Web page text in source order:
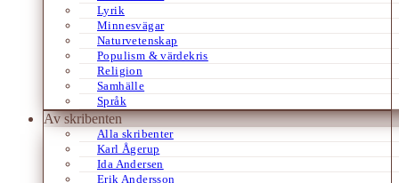
Lyrik
Minnesvägar
Naturvetenskap
Populism & värdekris
Religion
Samhälle
Språk
Av skribenten
Alla skribenter
Karl Ågerup
Ida Andersen
Erik Andersson